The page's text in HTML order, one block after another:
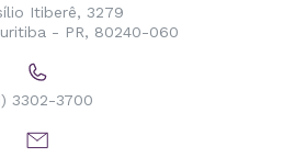
Itiberê, 3279
- PR, 80240-060
3302-3700